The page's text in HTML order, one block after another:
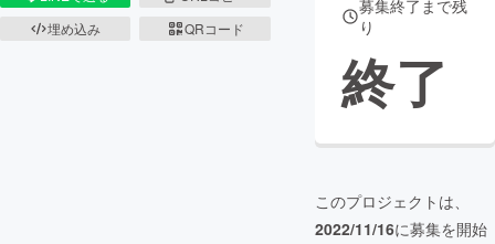
埋め込み
QRコード
募集終了まで残
り
終了
このプロジェクトは、
2022/11/16に募集を開始